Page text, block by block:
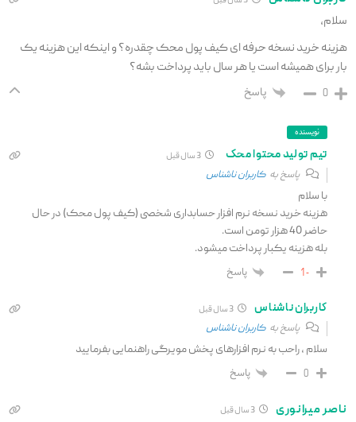
سلام،
هزینه خرید نسخه حرفه ای کیف پول محک چقدره؟ و اینکه این هزینه یک
بار برای همیشه است یا هر سال باید پرداخت بشه؟
0 پاسخ
نویسنده
تیم تولید محتوا محک 3 سال قبل
پاسخ به کاربران ناشناس
با سلام
هزینه خرید نسخه نرم افزار حسابداری شخصی (کیف پول محک) در حال
حاضر 40 هزار تومن است.
بله هزینه یکبار پرداخت میشود.
-1 پاسخ
کاربران ناشناس
پاسخ به کاربران ناشناس
سلام ، راحب به نرم افزارهای پخش مویرگی راهنمایی بفرمایید
0 پاسخ
ناصر میرانوری 3 سال قبل